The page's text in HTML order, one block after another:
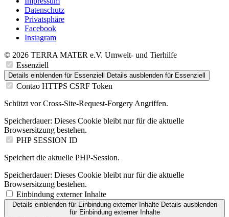
Datenschutz
Privatsphäre
Facebook
Instagram
© 2026 TERRA MATER e.V. Umwelt- und Tierhilfe
Essenziell
Details einblenden für Essenziell Details ausblenden für Essenziell
Contao HTTPS CSRF Token
Schützt vor Cross-Site-Request-Forgery Angriffen.
Speicherdauer: Dieses Cookie bleibt nur für die aktuelle
Browsersitzung bestehen.
PHP SESSION ID
Speichert die aktuelle PHP-Session.
Speicherdauer: Dieses Cookie bleibt nur für die aktuelle
Browsersitzung bestehen.
Einbindung externer Inhalte
Details einblendenfür Einbindung externer Inhalte Details ausblenden
für Einbindung externer Inhalte